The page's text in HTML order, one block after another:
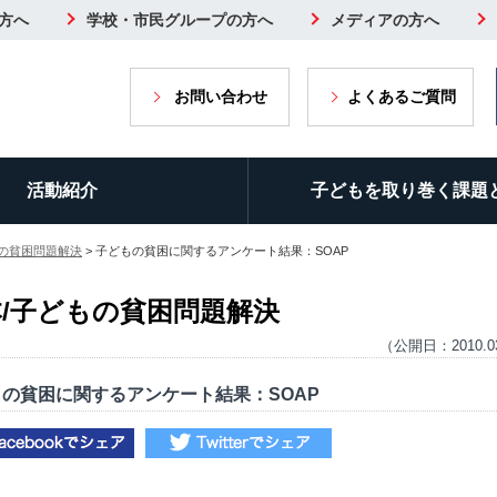
へ 学校・市民グループの方へ メディアの方へ
お問い合わせ よくあるご質問
活動紹介 子どもを取り巻く課題
貧困問題解決 > 子どもの貧困に関するアンケート結果：SOAP
子どもの貧困問題解決
（公開日：
貧困に関するアンケート結果：SOAP